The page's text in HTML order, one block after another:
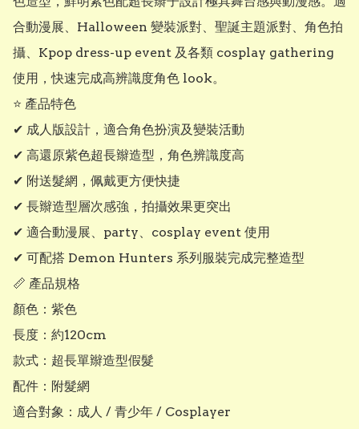
合動漫展、Halloween 變裝派對、聖誕主題派對、角色拍
攝、Kpop dress-up event 及各類 cosplay gathering
使用，快速完成高辨識度角色 look。
⭐ 產品特色
✔ 成人版設計，適合角色扮演及變裝活動
✔ 高還原紫色超長辮造型，角色辨識度高
✔ 附送髮網，佩戴更方便快捷
✔ 長辮造型層次感強，拍攝效果更突出
✔ 適合動漫展、party、cosplay event 使用
✔ 可配搭 Demon Hunters 系列服裝完成完整造型
📏 產品規格
顏色：紫色
長度：約120cm
款式：超長單辮造型假髮
配件：附髮網
適合對象：成人 / 青少年 / Cosplayer